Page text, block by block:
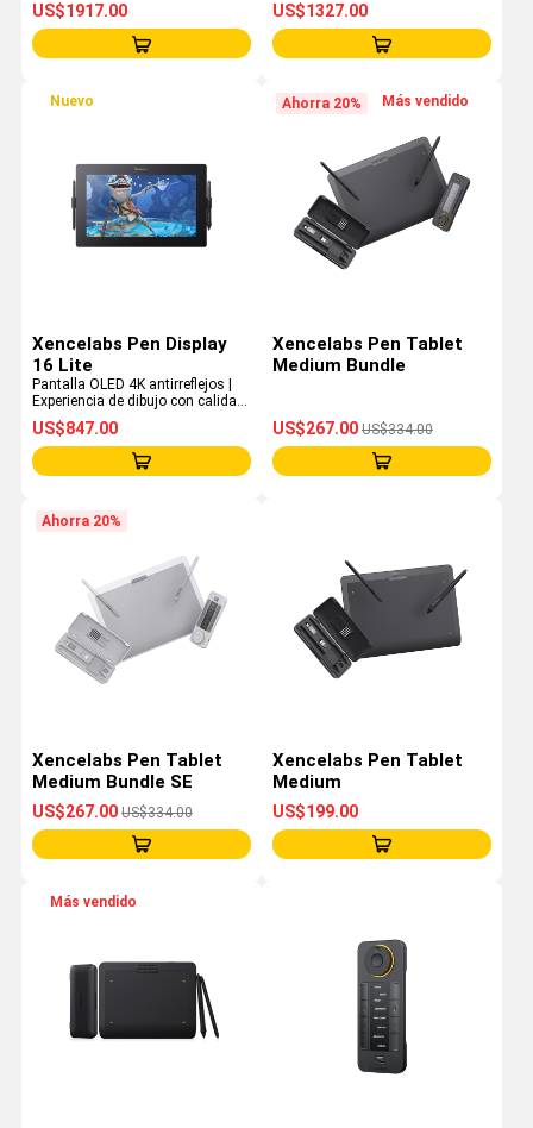
US$1917.00 US$1327.00
Nuevo
Xencelabs Pen Display
16 Lite
Pantalla OLED 4K antirreflejos |
Experiencia de dibujo con calidad
de estudio | Diseño ultraportátil
US$847.00
Ahorra 20% Más vendido
Xencelabs Pen Tablet
Medium Bundle
US$267.00 US$334.00
Ahorra 20%
Xencelabs Pen Tablet
Medium Bundle SE
US$267.00 US$334.00
Xencelabs Pen Tablet
Medium
US$199.00
Más vendido